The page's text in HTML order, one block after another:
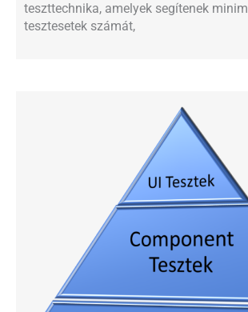
teszttechnika, amelyek segítenek
tesztesetek számát,